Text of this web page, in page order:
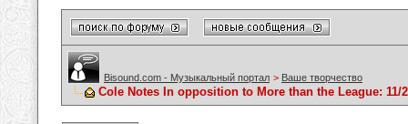
Bisound.com - Музыкальный портал > Ваше творчество
Cole Notes In opposition to More than the League: 11/